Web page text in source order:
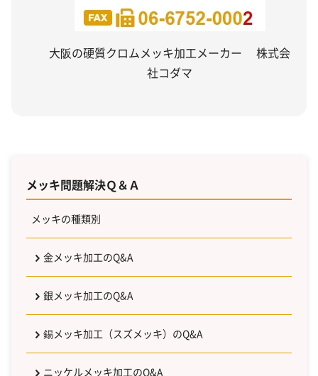
大阪の硬質クロムメッキ加工メーカー 株式会
社コダマ
メッキ問題解決Ｑ＆Ａ
メッキの種類別
金メッキ加工のQ&A
銀メッキ加工のQ&A
錫メッキ加工（スズメッキ）のQ&A
ニッケルメッキ加工のQ&A